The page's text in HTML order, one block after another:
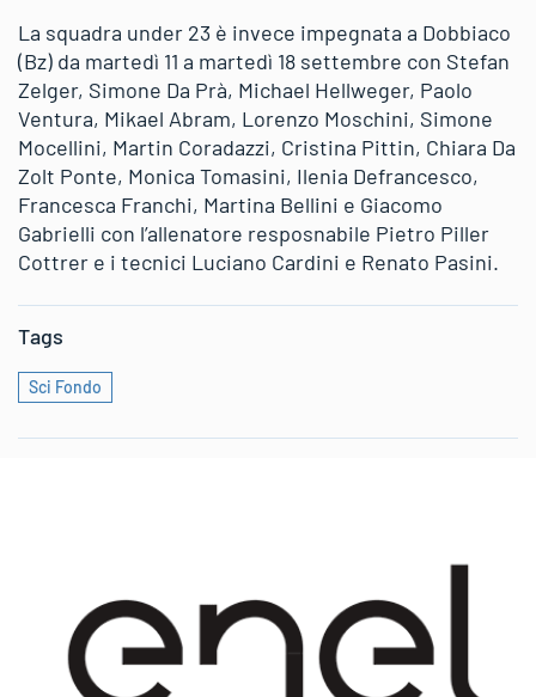
La squadra under 23 è invece impegnata a Dobbiaco
(Bz) da martedì 11 a martedì 18 settembre con Stefan
Zelger, Simone Da Prà, Michael Hellweger, Paolo
Ventura, Mikael Abram, Lorenzo Moschini, Simone
Mocellini, Martin Coradazzi, Cristina Pittin, Chiara Da
Zolt Ponte, Monica Tomasini, Ilenia Defrancesco,
Francesca Franchi, Martina Bellini e Giacomo
Gabrielli con l’allenatore resposnabile Pietro Piller
Cottrer e i tecnici Luciano Cardini e Renato Pasini.
Tags
Sci Fondo